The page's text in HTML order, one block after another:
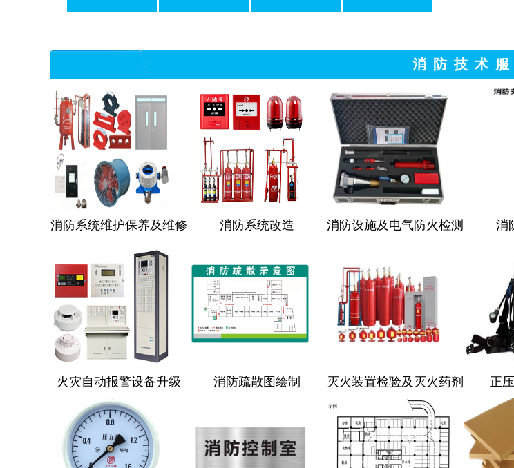
消 防 技 术 服
消防系统维护保养及维修 消防系统改造 消防设施及电气防火检测 消
火灾自动报警设备升级 消防疏散图绘制 灭火装置检验及灭火药剂
充装
正